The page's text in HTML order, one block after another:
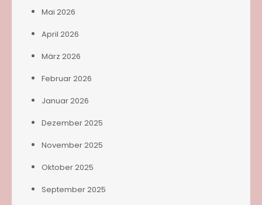
Mai 2026
April 2026
März 2026
Februar 2026
Januar 2026
Dezember 2025
November 2025
Oktober 2025
September 2025